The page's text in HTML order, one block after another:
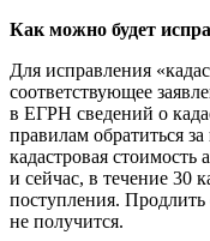
Как можно будет
Для исправления
соответствующее
в ЕГРН сведений о
правилам обратиться
кадастровая стоимость
и сейчас, в течение 30
поступления. Продлить
не получится.